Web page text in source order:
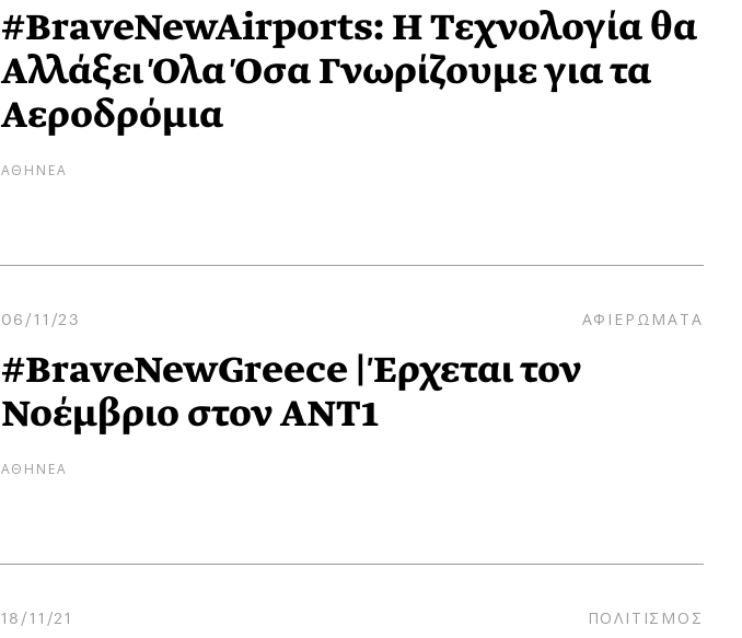
#BraveNewAirports: Η Τεχνολογία θα
Αλλάξει Όλα Όσα Γνωρίζουμε για τα
Αεροδρόμια
ΑΘΗΝΕΑ
06/11/23 ΑΦΙΕΡΩΜΑΤΑ
#BraveNewGreece | Έρχεται τον
Νοέμβριο στον ΑΝΤ1
ΑΘΗΝΕΑ
18/11/21 ΠΟΛΙΤΙΣΜΟΣ